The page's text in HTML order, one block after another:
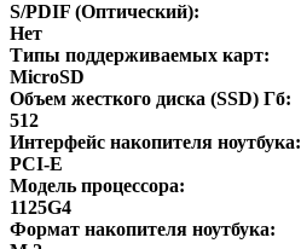
S/PDIF (Оптический):
Нет
Типы поддерживаемых карт:
MicroSD
Объем жесткого диска (SSD) Гб:
512
Интерфейс накопителя ноутбука:
PCI-E
Модель процессора:
1125G4
Формат накопителя ноутбука: